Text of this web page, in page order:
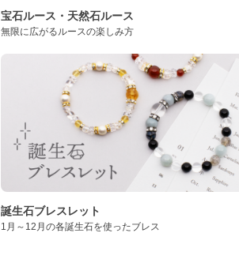
宝石ルース・天然石ルース
無限に広がるルースの楽しみ方
誕生石ブレスレット
1月～12月の各誕生石を使ったブレス